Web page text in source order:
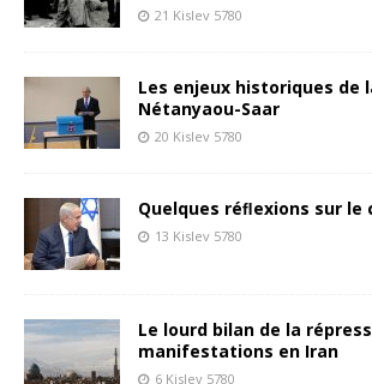
21 Kislev 5780
Les enjeux historiques
Nétanyaou-Saar
20 Kislev 5780
Quelques réﬂexions sur le
13 Kislev 5780
Le lourd bilan de la
manifestations en Iran
6 Kislev 5780